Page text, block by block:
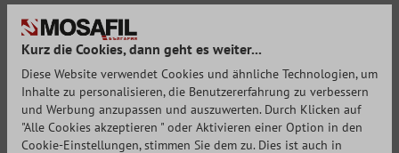
Kurz die Cookies, dann geht es weiter...
Diese Website verwendet Cookies und ähnliche Technologien, um
Inhalte zu personalisieren, die Benutzererfahrung zu verbessern
und Werbung anzupassen und auszuwerten. Durch Klicken auf
"Alle Cookies akzeptieren " oder Aktivieren einer Option in den
Cookie-Einstellungen, stimmen Sie dem zu. Dies ist auch in